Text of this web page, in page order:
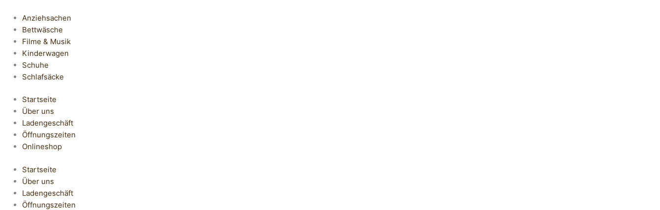
Anziehsachen
Bettwäsche
Filme & Musik
Kinderwagen
Schuhe
Schlafsäcke
Startseite
Über uns
Ladengeschäft
Öffnungszeiten
Onlineshop
Startseite
Über uns
Ladengeschäft
Öffnungszeiten